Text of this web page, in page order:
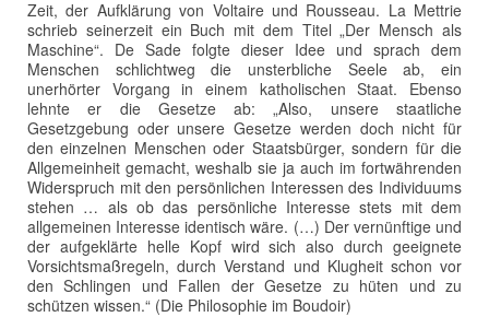
Zeit, der Aufklärung von Voltaire und Rousseau. La Mettrie
schrieb seinerzeit ein Buch mit dem Titel „Der Mensch als
Maschine“. De Sade folgte dieser Idee und sprach dem
Menschen schlichtweg die unsterbliche Seele ab, ein
unerhörter Vorgang in einem katholischen Staat. Ebenso
lehnte er die Gesetze ab: „Also, unsere staatliche
Gesetzgebung oder unsere Gesetze werden doch nicht für
den einzelnen Menschen oder Staatsbürger, sondern für die
Allgemeinheit gemacht, weshalb sie ja auch im fortwährenden
Widerspruch mit den persönlichen Interessen des Individuums
stehen … als ob das persönliche Interesse stets mit dem
allgemeinen Interesse identisch wäre. (…) Der vernünftige und
der aufgeklärte helle Kopf wird sich also durch geeignete
Vorsichtsmaßregeln, durch Verstand und Klugheit schon vor
den Schlingen und Fallen der Gesetze zu hüten und zu
schützen wissen.“ (Die Philosophie im Boudoir)